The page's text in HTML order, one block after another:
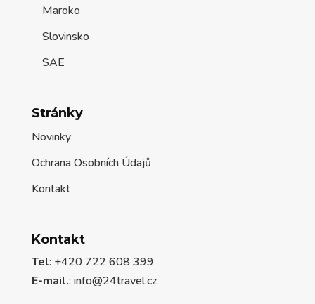
Maroko
Slovinsko
SAE
Stránky
Novinky
Ochrana Osobních Údajů
Kontakt
Kontakt
Tel: +420 722 608 399
E-mail.: info@24travel.cz